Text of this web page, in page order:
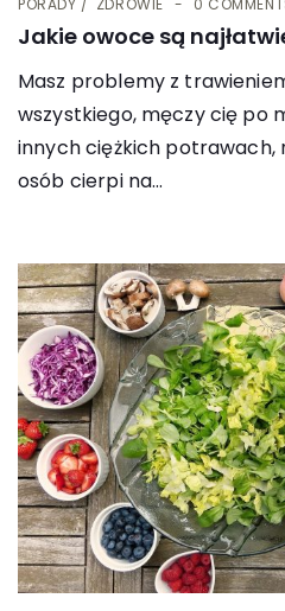
Jakie owoce są
Masz problemy z
wszystkiego, męczy cię po
innych ciężkich potrawach,
osób cierpi na...